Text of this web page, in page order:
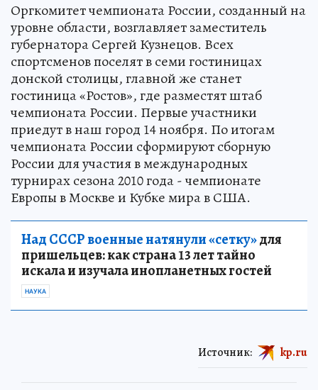
Оргкомитет чемпионата России, созданный на
уровне области, возглавляет заместитель
губернатора Сергей Кузнецов. Всех
спортсменов поселят в семи гостиницах
донской столицы, главной же станет
гостиница «Ростов», где разместят штаб
чемпионата России. Первые участники
приедут в наш город 14 ноября. По итогам
чемпионата России сформируют сборную
России для участия в международных
турнирах сезона 2010 года - чемпионате
Европы в Москве и Кубке мира в США.
Над СССР военные натянули «сетку»для
пришельцев: как страна 13 лет тайно
искала и изучала инопланетных гостей
НАУКА
Источник: kp.ru